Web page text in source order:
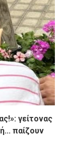
γείτονας
παίζουν